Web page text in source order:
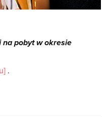
na pobyt w okresie
.